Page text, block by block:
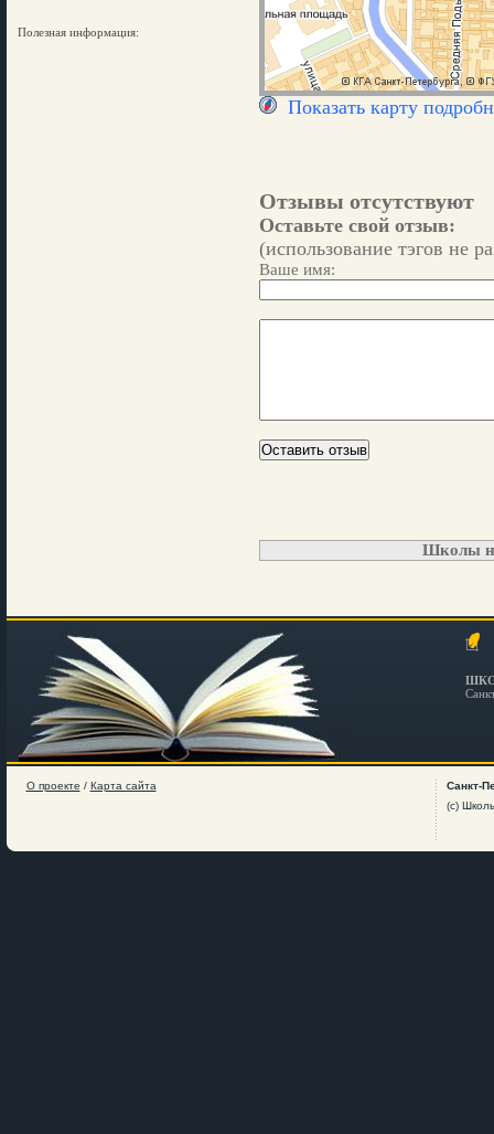
Полезная информация:
Показать карту
Отзывы отсутствуют
Оставьте свой отзыв:
(использование тэгов не
Ваше имя:
Школы
О проекте / Карта сайта
Санкт-
(c)